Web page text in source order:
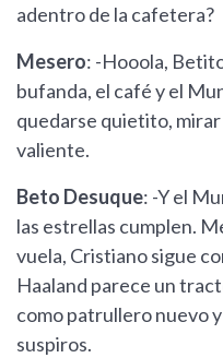
adentro de la cafetera?
Mesero: -Hooola,
bufanda, el café y el
quedarse quietito,
valiente.
Beto Desuque: -Y el
las estrellas cumplen.
vuela, Cristiano sigue
Haaland parece un
como patrullero nuevo
suspiros.